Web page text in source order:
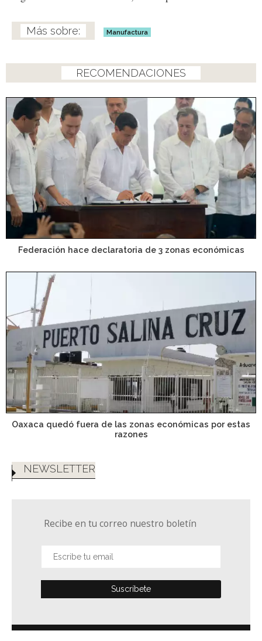
Manufactura
RECOMENDACIONES
Federación hace declaratoria de 3 zonas económicas
Oaxaca quedó fuera de las zonas económicas por estas
razones
NEWSLETTER
Recibe en tu correo nuestro boletín